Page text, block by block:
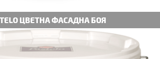
ЦВЕТНА ФАСАДНА БОЯ